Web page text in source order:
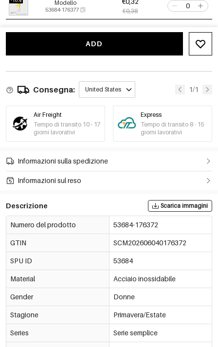
Modello
53684-176377 €0,38
53684-176378
Modello
€0,68
Modello
53684-176381
€0,58
-15% Modello €0,58
€0,68
ADD
Consegna: United States 1/1
Air Freight
Tempo di transito 10 - 17
giorni lavorativi
Express
Tempo di transito 8 - 15
giorni lavorativi
Informazioni sulla spedizione
Informazioni sul reso
Descrizione Scarica immagini
Numero del prodotto 53684-176372
GTIN SCM202606040176372
SPU ID 53684
Material Acciaio inossidabile
Gender Donne
Stagione Primavera/Estate
Series Serie semplice